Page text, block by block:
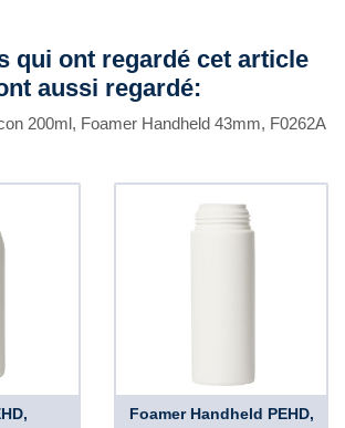
qui ont regardé cet article
aussi regardé:
200ml, Foamer Handheld 43mm, F0262A
Foamer Handheld PEHD,